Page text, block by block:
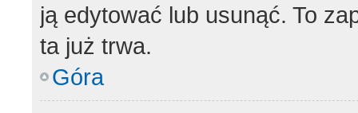
ją edytować lub usunąć. To
ta już trwa.
Góra